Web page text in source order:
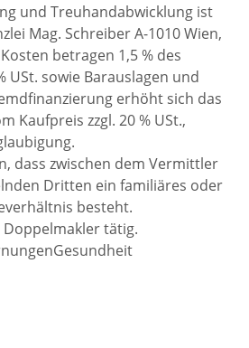
und Treuhandabwicklung ist
Mag. Schreiber A-1010 Wien,
betragen 1,5 % des
USt. sowie Barauslagen und
erhöht sich das
Kaufpreis zzgl. 20 % USt.,
dass zwischen dem Vermittler
Dritten ein familiäres oder
besteht.
tätig.